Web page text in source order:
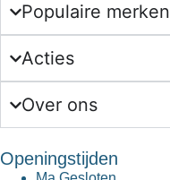
Populaire merken
Acties
Over ons
Openingstijden